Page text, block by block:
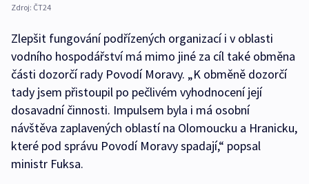
Zdroj: ČT24
Zlepšit fungování podřízených organizací i v oblasti
vodního hospodářství má mimo jiné za cíl také obměna
části dozorčí rady Povodí Moravy. „K obměně dozorčí
tady jsem přistoupil po pečlivém vyhodnocení její
dosavadní činnosti. Impulsem byla i má osobní
návštěva zaplavených oblastí na Olomoucku a Hranicku,
které pod správu Povodí Moravy spadají,“ popsal
ministr Fuksa.